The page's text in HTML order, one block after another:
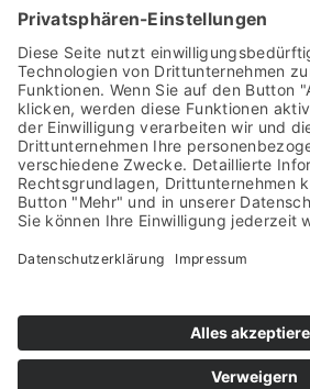
Pictures from:www.freepik.com
© 2022-2026 stein-mosaik.de